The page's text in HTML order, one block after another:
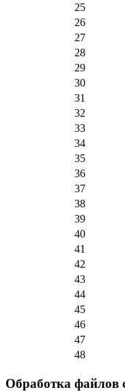
25
26
27
28
29
30
31
32
33
34
35
36
37
38
39
40
41
42
43
44
45
46
47
48
Обработка файлов